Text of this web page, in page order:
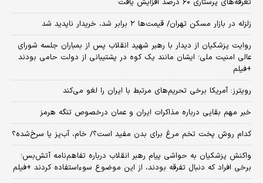
تعرفه‌های پرستاری ۶۰ درصد افزایش یافت
زلزله در بازار مسکن تهران/ قیمت‌ها ۲ برابر شد، خریدار ناپدید شد
روایت پزشکیان از دیدار با رهبر شهید انقلاب پس از بمباران جلسه شورای
عالی امنیت ملی؛ ایشان مانند یک کوه در پشتیبانی از دولت حامی بودند
+فیلم
رویترز: آمریکا برخی تحریم‌های مرتبط با ایران را لغو می‌کند
خبر مهم بقایی درباره مذاکرات ایران و عمان درخصوص تنگه هرمز
کدام روش پخت تخم مرغ برای بدن مفید است؟/ خام، آب‌پز یا سرخ‌شده؟
واکنش پزشکیان به حواشی پیام رهبر انقلاب درباره تفاهم‌نامه آتش‌بس؛
برخی افراد که دنبال تفرقه بودند، از این موضوع سوءاستفاده کردند +فیلم